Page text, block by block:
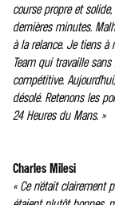
course propre et
dernières minutes.
à la relance. Je tiens à
Team qui travaille
compétitive.
désolé. Retenons les
24 Heures du Mans. »
Charles Milesi
« Ce n'était clairement